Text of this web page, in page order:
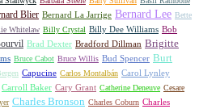
Blier Bernard La Jarrige Bernard Lee Bette
Whitelaw Billy Crystal Billy Dee Williams Bob
Brad Dexter Bradford Dillman Brigitte
Bruce Cabot Bruce Willis Bud Spencer Burt
Capucine Carlos Montalbán Carol Lynley
Carroll Baker Cary Grant Catherine Deneuve Cesare
Charles Bronson Charles Coburn Charles